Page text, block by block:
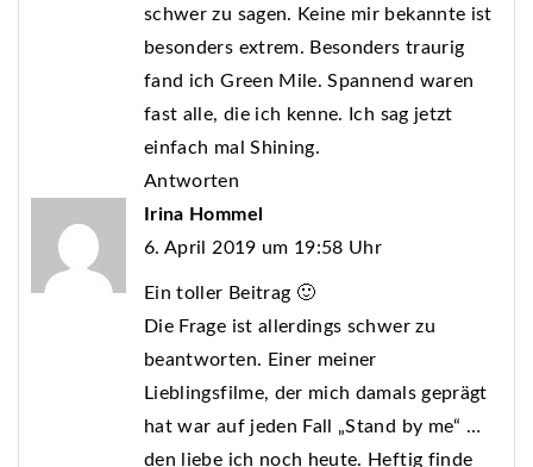
schwer zu sagen. Keine mir bekannte ist
besonders extrem. Besonders traurig
fand ich Green Mile. Spannend waren
fast alle, die ich kenne. Ich sag jetzt
einfach mal Shining.
Antworten
Irina Hommel
6. April 2019 um 19:58 Uhr
Ein toller Beitrag 🙂
Die Frage ist allerdings schwer zu
beantworten. Einer meiner
Lieblingsfilme, der mich damals geprägt
hat war auf jeden Fall „Stand by me“ …
den liebe ich noch heute. Heftig finde